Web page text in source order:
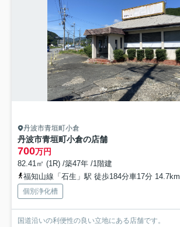
丹波市青垣町小倉
丹波市青垣町小倉の店舗
700万円
82.41㎡ (1R) /築47年 /1階建
福知山線「石生」駅 徒歩184分車17分 14.7km
個別浄化槽
国道沿いの利便性の良い立地にある店舗です。